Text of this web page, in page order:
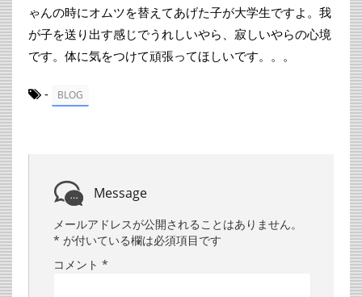
ゃんの時にオムツを替えてあげた子が大学生ですよ。我
が子を送り出す感じでうれしいやら、寂しいやらの心境
です。体に気をつけて頑張ってほしいです。。。
- BLOG
Message
メールアドレスが公開されることはありません。
* が付いている欄は必須項目です
コメント *